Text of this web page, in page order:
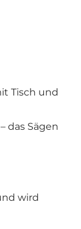
Tisch und
das Sägen
wird